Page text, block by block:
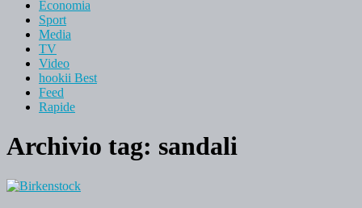
Economia
Sport
Media
TV
Video
hookii Best
Feed
Rapide
Archivio tag: sandali